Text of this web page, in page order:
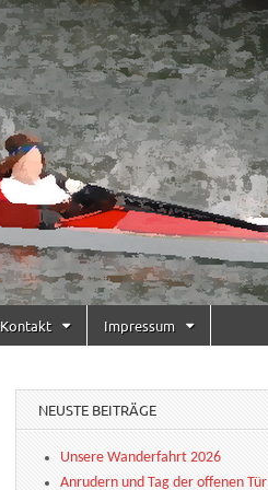
Kontakt Impressum
NEUSTE BEITRÄGE
Unsere Wanderfahrt 2026
Anrudern und Tag der offenen Tür